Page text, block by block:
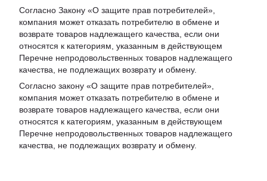
Согласно Закону «О защите прав потребителей»,
компания может отказать потребителю в обмене и
возврате товаров надлежащего качества, если они
относятся к категориям, указанным в действующем
Перечне непродовольственных товаров надлежащего
качества, не подлежащих возврату и обмену.
Согласно закону «О защите прав потребителей»,
компания может отказать потребителю в обмене и
возврате товаров надлежащего качества, если они
относятся к категориям, указанным в действующем
Перечне непродовольственных товаров надлежащего
качества, не подлежащих возврату и обмену.